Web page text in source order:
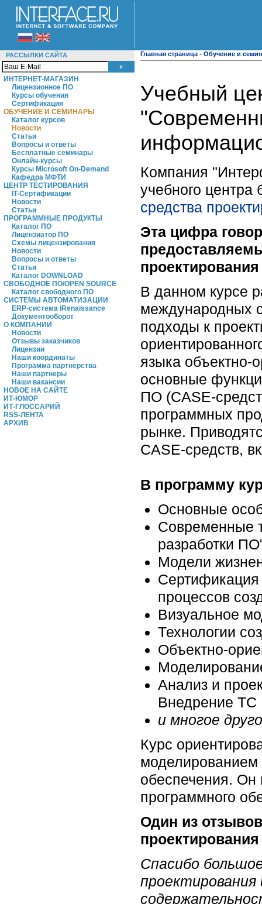
РАССЫЛКИ САЙТА
ИНТЕРНЕТ-МАГАЗИН
Лицензионное ПО
Курсы обучения
Сертификация
ОБУЧЕНИЕ И СЕМИНАРЫ
Каталог курсов
Новости
Статьи
Вопросы и ответы
Бесплатные семинары
Онлайн-курсы
Курсы Microsoft On-Demand
Кафедра МФТИ
ЦЕНТР ТЕСТИРОВАНИЯ
IT-Сертификации
Новости
Статьи
ПРОГРАММНЫЕ ПРОДУКТЫ
Каталог ПО
Лицензиатор ПО
Схемы лицензирования
Новости
Вопросы и ответы
Статьи
Каталог DOWNLOAD
СВОБОДНОЕ ПО/OPEN SOURCE
Каталог свободного ПО
СИСТЕМЫ АВТОМАТИЗАЦИИ
ERP-система iRenaissance
Документооборот
О КОМПАНИИ
Новости
Отзывы заказчиков
Лицензии
Наши координаты
Программа партнерства
Наши партнеры
Наши вакансии
НОВОЕ НА САЙТЕ
ИТ-ЮМОР
ИТ-ГЛОССАРИЙ
RSS-ЛЕНТА
АРХИВ
Главная страница - Обучение и
Учебный
Компания
учебного центра
средства
Эта цифра
В данном курсе
международных
подходы к
языка объектно-
основные
ПО (CASE-
программных
рынке.
CASE-средств,
В программу
Основные
Современные
разработки
Модели
Сертификация
процессов
Визуальное
Технологии
Объектно-
Анализ и
Внедрение ТС
и многое
Курс
моделированием
обеспечения. Он
программного
Один из
Спасибо